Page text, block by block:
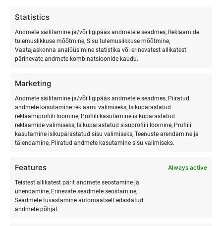
Statistics
Andmete säilitamine ja/või ligipääs andmetele seadmes, Reklaamide
tulemuslikkuse mõõtmine, Sisu tulemuslikkuse mõõtmine,
Vaatajaskonna analüüsimine statistika või erinevatest allikatest
pärinevate andmete kombinatsioonide kaudu.
Marketing
Andmete säilitamine ja/või ligipääs andmetele seadmes, Piiratud
andmete kasutamine reklaami valimiseks, Isikupärastatud
reklaamiprofiili loomine, Profiili kasutamine isikupärastatud
reklaamide valimiseks, Isikupärastatud sisuprofiili loomine, Profiili
kasutamine isikupärastatud sisu valimiseks, Teenuste arendamine ja
täiendamine, Piiratud andmete kasutamine sisu valimiseks.
Features Always active
Teistest allikatest pärit andmete seostamine ja
ühendamine, Erinevate seadmete seostamine,
Seadmete tuvastamine automaatselt edastatud
andmete põhjal.
SURFMASTER
Ranna Surfiküla
+372 566 86 766
info@surfmaster.ee
MEIST